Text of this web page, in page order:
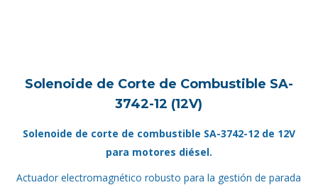
Solenoide de Corte de Combustible SA-
3742-12 (12V)
Solenoide de corte de combustible SA-3742-12 de 12V
para motores diésel.
Actuador electromagnético robusto para la gestión de parada